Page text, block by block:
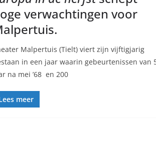
verwachtingen voor
Malpertuis (Tielt) viert zijn vijftigjarig
in een jaar waarin gebeurtenissen van
na mei ’68 en 200
meer